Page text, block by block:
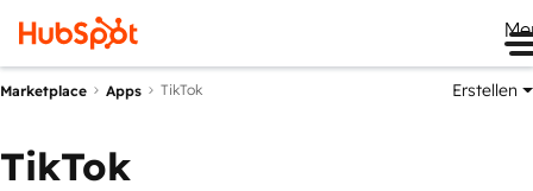
Marketplace Apps TikTok Erstellen
TikTok